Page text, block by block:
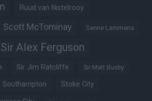
Ruud van Nistelrooy
Scott McTominay Senne Lammens
Sir Alex Ferguson
Sir Jim Ratcliffe Sir Matt Busby
Southampton Stoke City